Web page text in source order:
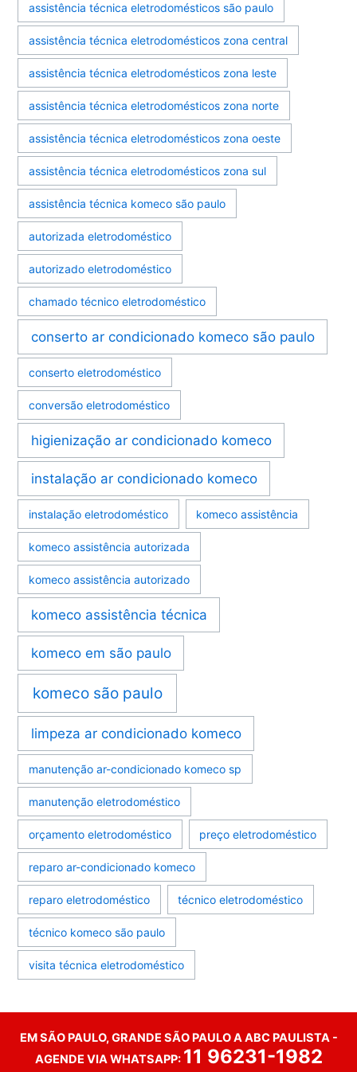
assistência técnica eletrodomésticos são paulo
assistência técnica eletrodomésticos zona central
assistência técnica eletrodomésticos zona leste
assistência técnica eletrodomésticos zona norte
assistência técnica eletrodomésticos zona oeste
assistência técnica eletrodomésticos zona sul
assistência técnica komeco são paulo
autorizada eletrodoméstico
autorizado eletrodoméstico
chamado técnico eletrodoméstico
conserto ar condicionado komeco são paulo
conserto eletrodoméstico
conversão eletrodoméstico
higienização ar condicionado komeco
instalação ar condicionado komeco
instalação eletrodoméstico komeco assistência
komeco assistência autorizada
komeco assistência autorizado
komeco assistência técnica
komeco em são paulo
komeco são paulo
limpeza ar condicionado komeco
manutenção ar-condicionado komeco sp
manutenção eletrodoméstico
orçamento eletrodoméstico preço eletrodoméstico
reparo ar-condicionado komeco
reparo eletrodoméstico técnico eletrodoméstico
técnico komeco são paulo
visita técnica eletrodoméstico
EM SÃO PAULO, GRANDE SÃO PAULO A ABC PAULISTA -
AGENDE VIA WHATSAPP: 11 96231-1982